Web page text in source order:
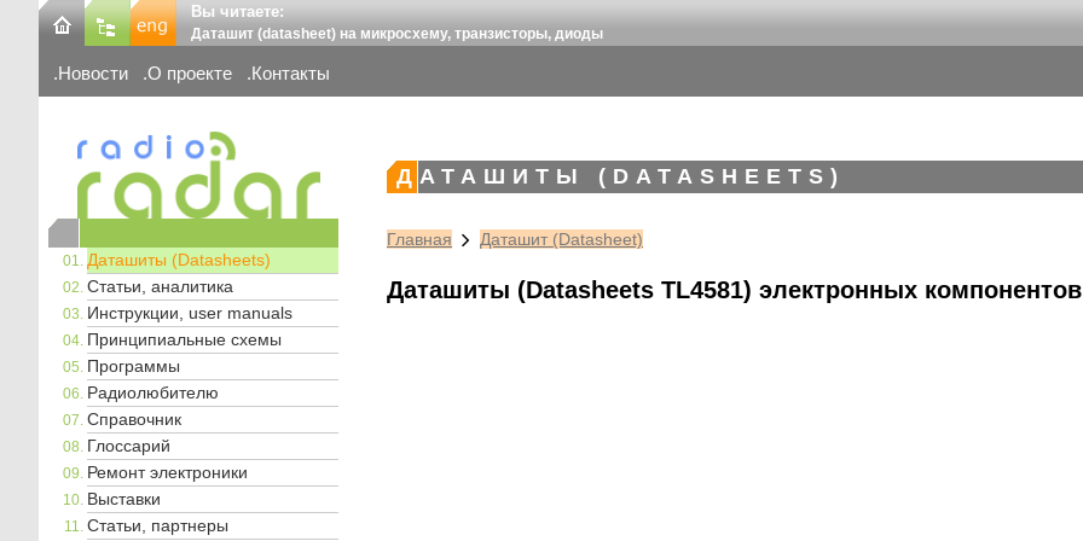
Вы читаете:
Даташит (datasheet) на микросхему, транзисторы, диоды
Новости О проекте Контакты
Даташиты (Datasheets)
Статьи, аналитика
Инструкции, user manuals
Принципиальные схемы
Программы
Радиолюбителю
Справочник
Глоссарий
Ремонт электроники
Выставки
Статьи, партнеры
ДАТАШИТЫ (DATASHEETS)
Главная Даташит (Datasheet)
Даташиты (Datasheets TL4581) электронных компонентов